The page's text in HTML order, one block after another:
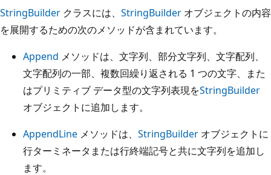
StringBuilder クラスには、 StringBuilder オブジェクトの内容
を展開するための次のメソッドが含まれています。
Append メソッドは、文字列、部分文字列、文字配列、
文字配列の一部、複数回繰り返される 1 つの文字、また
はプリミティブ データ型の文字列表現をStringBuilder
オブジェクトに追加します。
AppendLine メソッドは、 StringBuilder オブジェクトに
行ターミネータまたは行終端記号と共に文字列を追加し
ます。